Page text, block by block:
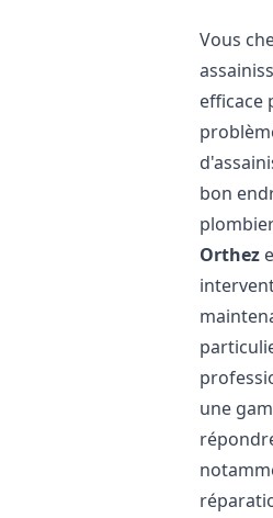
Vous
efficace
bon
Orthez
une